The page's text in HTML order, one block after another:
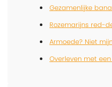
Gezamenlijke
Rozemarijns red-
Armoede? Niet
Overleven met